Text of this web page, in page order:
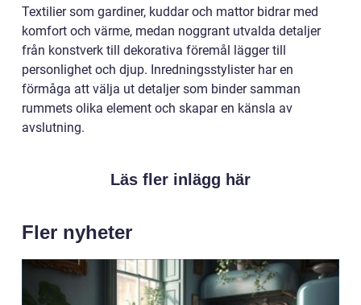
Textilier som gardiner, kuddar och mattor bidrar med
komfort och värme, medan noggrant utvalda detaljer
från konstverk till dekorativa föremål lägger till
personlighet och djup. Inredningsstylister har en
förmåga att välja ut detaljer som binder samman
rummets olika element och skapar en känsla av
avslutning.
Läs fler inlägg här
Fler nyheter